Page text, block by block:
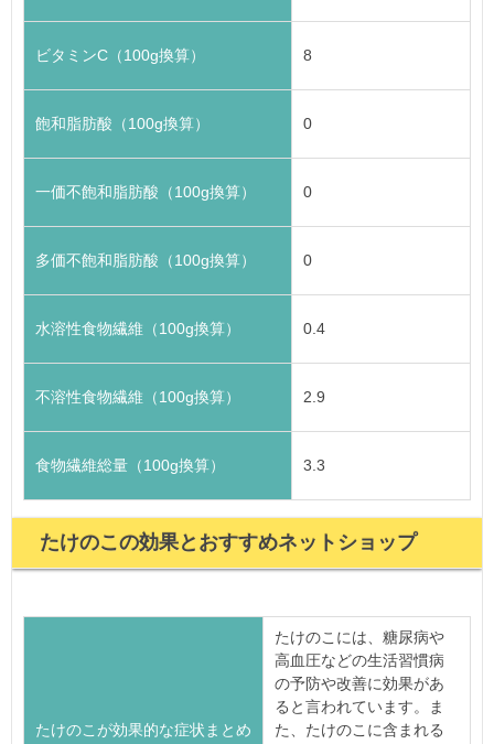
ビタミンC（100g換算） 8
飽和脂肪酸（100g換算） 0
一価不飽和脂肪酸（100g換算） 0
多価不飽和脂肪酸（100g換算） 0
水溶性食物繊維（100g換算） 0.4
不溶性食物繊維（100g換算） 2.9
食物繊維総量（100g換算） 3.3
たけのこの効果とおすすめネットショップ
たけのこが効果的な症状まとめ
たけのこには、糖尿病や
高血圧などの生活習慣病
の予防や改善に効果があ
ると言われています。ま
た、たけのこに含まれる